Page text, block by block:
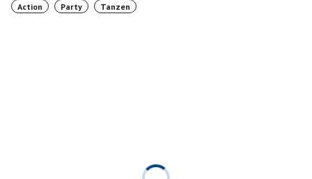
Action Party Tanzen